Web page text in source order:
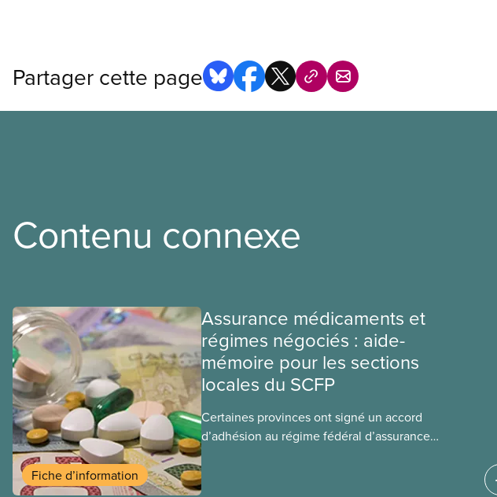
Partager cette page
Contenu connexe
Fiche d’information
Assurance médicaments et
régimes négociés : aide-
mémoire pour les sections
locales du SCFP
Certaines provinces ont signé un accord
d’adhésion au régime fédéral d’assurance